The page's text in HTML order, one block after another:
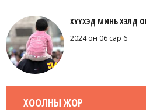
ХҮҮХЭД МИНЬ ХЭЛД
2024 он 06 сар 6
ХООЛНЫ ЖОР